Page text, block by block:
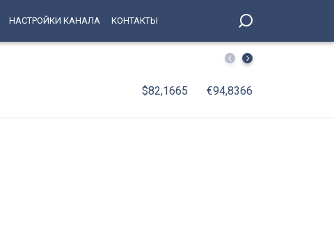
НАСТРОЙКИ КАНАЛА КОНТАКТЫ
Температура в Петербурге рухнет ниже нормы на 3
$82,1665 €94,8366